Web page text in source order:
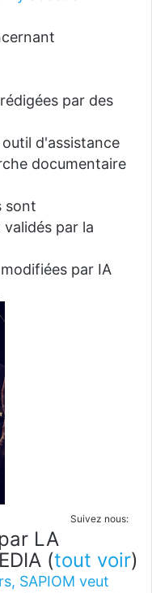
par des
d'assistance
documentaire
sont
par la
par IA
Suivez nous:
LA
(tout voir)
SAPIOM veut